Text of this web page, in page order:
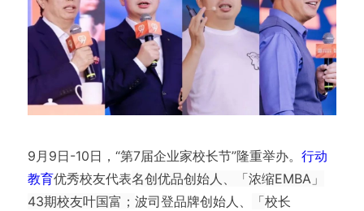
9月9日-10日，“第7届企业家校长节”隆重举办。 行动
教育优秀校友代表名创优品创始人、「浓缩EMBA」
43期校友叶国富； 波司登品牌创始人、 「校长